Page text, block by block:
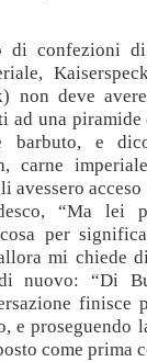
di confezioni
non deve
una piramide
e
carne
avessero
“Ma lei
per
mi chiede
nuovo: “Di
finisce
e proseguendo
come prima